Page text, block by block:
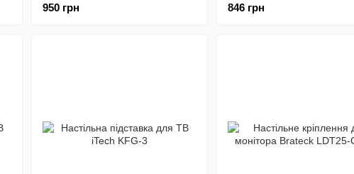
950 грн
846 грн